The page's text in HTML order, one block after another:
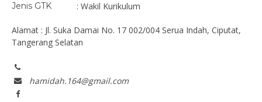
Jenis GTK : Wakil Kurikulum
Alamat : Jl. Suka Damai No. 17 002/004 Serua Indah, Ciputat,
Tangerang Selatan
hamidah.164@gmail.com